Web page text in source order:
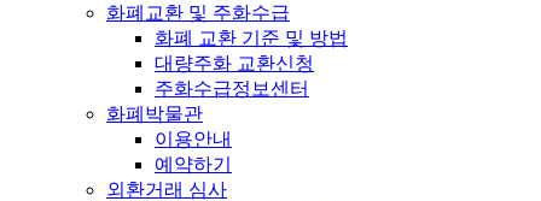
화폐교환 및 주화수급
화폐 교환 기준 및 방법
대량주화 교환신청
주화수급정보센터
화폐박물관
이용안내
예약하기
외환거래 심사